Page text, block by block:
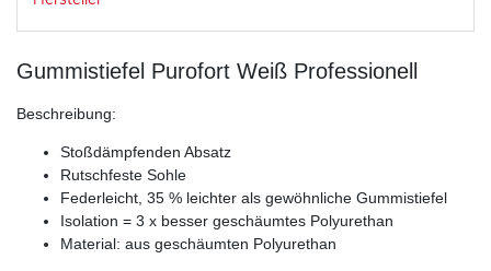
Gummistiefel Purofort Weiß Professionell
Beschreibung:
Stoßdämpfenden Absatz
Rutschfeste Sohle
Federleicht, 35 % leichter als gewöhnliche Gummistiefel
Isolation = 3 x besser geschäumtes Polyurethan
Material: aus geschäumten Polyurethan